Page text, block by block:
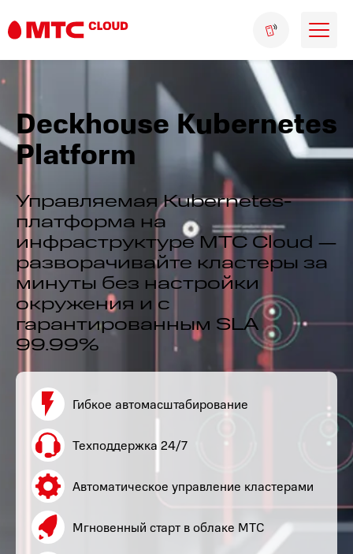
Deckhouse Kubernetes
Platform
Управляемая Kubernetes-
платформа на
инфраструктуре МТС Cloud —
разворачивайте кластеры за
минуты без настройки
окружения и с
гарантированным SLA
99.99%
Гибкое автомасштабирование
Техподдержка 24/7
Автоматическое управление кластерами
Мгновенный старт в облаке МТС